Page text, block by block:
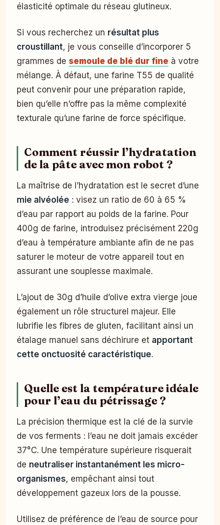
élasticité optimale du réseau glutineux.
Si vous recherchez un résultat plus
croustillant, je vous conseille d’incorporer 5
grammes de semoule de blé dur fine à votre
mélange. À défaut, une farine T55 de qualité
peut convenir pour une préparation rapide,
bien qu’elle n’offre pas la même complexité
texturale qu’une farine de force spécifique.
Comment réussir l’hydratation
de la pâte avec mon robot ?
La maîtrise de l’hydratation est le secret d’une
mie alvéolée : visez un ratio de 60 à 65 %
d’eau par rapport au poids de la farine. Pour
400g de farine, introduisez précisément 220g
d’eau à température ambiante afin de ne pas
saturer le moteur de votre appareil tout en
assurant une souplesse maximale.
L’ajout de 30g d’huile d’olive extra vierge joue
également un rôle structurel majeur. Elle
lubrifie les fibres de gluten, facilitant ainsi un
étalage manuel sans déchirure et apportant
cette onctuosité caractéristique.
Quelle est la température idéale
pour l’eau du pétrissage ?
La précision thermique est la clé de la survie
de vos ferments : l’eau ne doit jamais excéder
37°C. Une température supérieure risquerait
de neutraliser instantanément les micro-
organismes, empêchant ainsi tout
développement gazeux lors de la pousse.
Utilisez de préférence de l’eau de source pour